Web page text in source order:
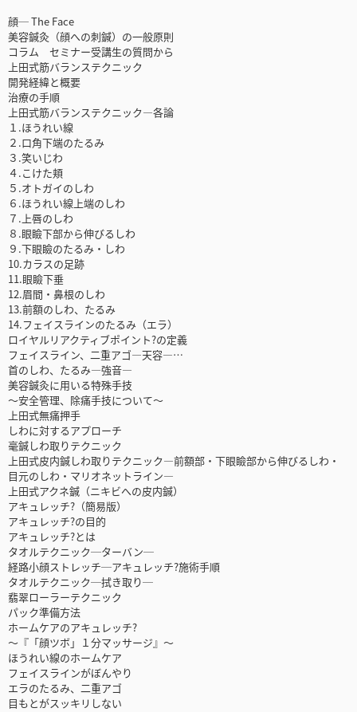
顔─ The Face
美容鍼灸（顔への刺鍼）の一般原則
コラム セミナー受講生の質問から
上田式筋バランステクニック
開発経緯と概要
治療の手順
上田式筋バランステクニック―各論
１.ほうれい線
２.口角下端のたるみ
３.笑いじわ
４.こけた頬
５.オトガイのしわ
６.ほうれい線上端のしわ
７.上唇のしわ
８.眼瞼下部から伸びるしわ
９.下眼瞼のたるみ・しわ
10.カラスの足跡
11.眼瞼下垂
12.眉間・鼻根のしわ
13.前額のしわ、たるみ
14.フェイスラインのたるみ（エラ）
ロイヤルリアクティブポイント?の定義
フェイスライン、二重アゴ―天容―…
首のしわ、たるみ―強音―
美容鍼灸に用いる特殊手技
～安全管理、除痛手技について～
上田式無痛押手
しわに対するアプローチ
毫鍼しわ取りテクニック
上田式皮内鍼しわ取りテクニック―前額部・下眼瞼部から伸びるしわ・
目元のしわ・マリオネットライン―
上田式アクネ鍼（ニキビへの皮内鍼）
アキュレッチ?（簡易版）
アキュレッチ?の目的
アキュレッチ?とは
タオルテクニック─ターバン─
経路小顔ストレッチ─アキュレッチ?施術手順
タオルテクニック─拭き取り─
翡翠ローラーテクニック
パック準備方法
ホームケアのアキュレッチ?
～『「顔ツボ」１分マッサージ』～
ほうれい線のホームケア
フェイスラインがぼんやり
エラのたるみ、二重アゴ
目もとがスッキリしない